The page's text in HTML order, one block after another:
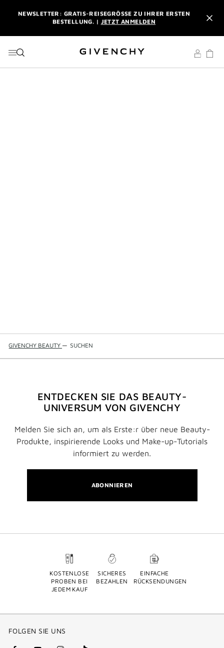
NEWSLETTER: GRATIS-REISEGRÖSSE ZU IHRER ERSTEN B
ESTELLUNG. | JETZT ANMELDEN
PROFITIEREN SIE VON KOSTENLOSEM EXPRESSVERSAND AB
EINEM EINKAUFSWERT VON 180 €. |
GIVENCHY BEAUTY — SUCHEN
ENTDECKEN SIE DAS BEAUTY-
UNIVERSUM VON GIVENCHY
Melden Sie sich an, um als Erste:r über neue Beauty-
Produkte, inspirierende Looks und Make-up-Tutorials
informiert zu werden.
ABONNIEREN
KOSTENLOSE
PROBEN BEI
JEDEM KAUF
SICHERES
BEZAHLEN
EINFACHE
RÜCKSENDUNGEN
FOLGEN SIE UNS